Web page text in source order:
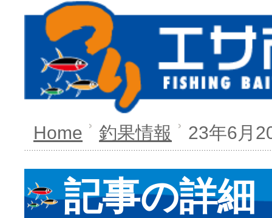
Home 釣果情報 23年6月
記事の詳細